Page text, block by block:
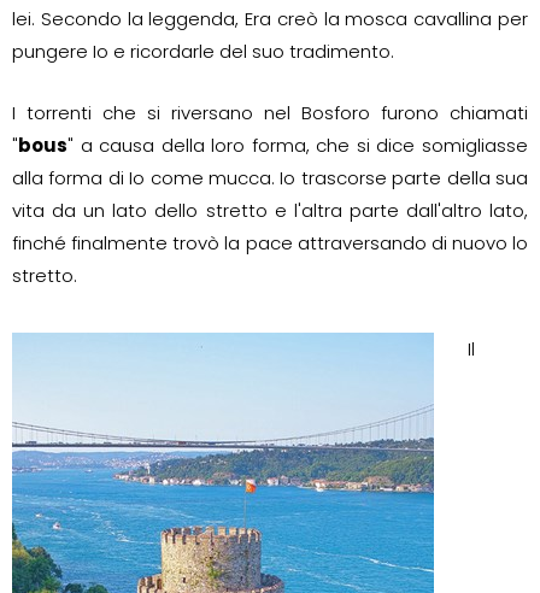
lei. Secondo la leggenda, Era creò la mosca cavallina per
pungere Io e ricordarle del suo tradimento.
I torrenti che si riversano nel Bosforo furono chiamati
"bous" a causa della loro forma, che si dice somigliasse
alla forma di Io come mucca. Io trascorse parte della sua
vita da un lato dello stretto e l'altra parte dall'altro lato,
finché finalmente trovò la pace attraversando di nuovo lo
stretto.
Il